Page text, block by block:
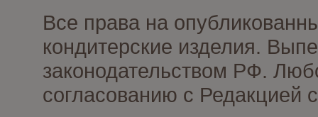
Все права на
кондитерские изделия.
законодательством РФ.
согласованию с Редакцией